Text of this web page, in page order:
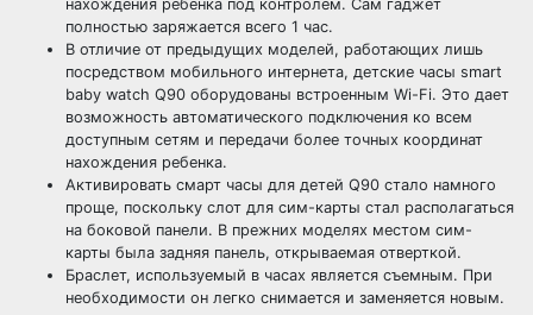
нахождения ребенка под контролем. Сам гаджет
полностью заряжается всего 1 час.
В отличие от предыдущих моделей, работающих лишь
посредством мобильного интернета, детские часы smart
baby watch Q90 оборудованы встроенным Wi-Fi. Это дает
возможность автоматического подключения ко всем
доступным сетям и передачи более точных координат
нахождения ребенка.
Активировать смарт часы для детей Q90 стало намного
проще, поскольку слот для сим-карты стал располагаться
на боковой панели. В прежних моделях местом сим-
карты была задняя панель, открываемая отверткой.
Браслет, используемый в часах является съемным. При
необходимости он легко снимается и заменяется новым.